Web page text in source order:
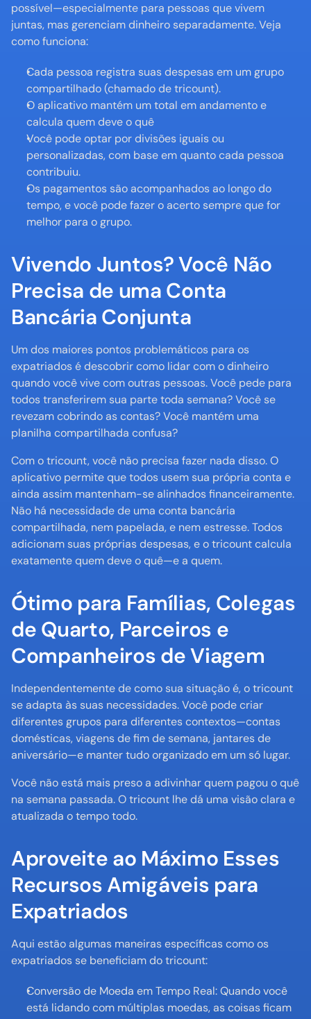
possível—especialmente para pessoas que vivem
juntas, mas gerenciam dinheiro separadamente. Veja
como funciona:
Cada pessoa registra suas despesas em um grupo
compartilhado (chamado de tricount).
O aplicativo mantém um total em andamento e
calcula quem deve o quê
Você pode optar por divisões iguais ou
personalizadas, com base em quanto cada pessoa
contribuiu.
Os pagamentos são acompanhados ao longo do
tempo, e você pode fazer o acerto sempre que for
melhor para o grupo.
Vivendo Juntos? Você Não
Precisa de uma Conta
Bancária Conjunta
Um dos maiores pontos problemáticos para os
expatriados é descobrir como lidar com o dinheiro
quando você vive com outras pessoas. Você pede para
todos transferirem sua parte toda semana? Você se
revezam cobrindo as contas? Você mantém uma
planilha compartilhada confusa?
Com o tricount, você não precisa fazer nada disso. O
aplicativo permite que todos usem sua própria conta e
ainda assim mantenham-se alinhados financeiramente.
Não há necessidade de uma conta bancária
compartilhada, nem papelada, e nem estresse. Todos
adicionam suas próprias despesas, e o tricount calcula
exatamente quem deve o quê—e a quem.
Ótimo para Famílias, Colegas
de Quarto, Parceiros e
Companheiros de Viagem
Independentemente de como sua situação é, o tricount
se adapta às suas necessidades. Você pode criar
diferentes grupos para diferentes contextos—contas
domésticas, viagens de fim de semana, jantares de
aniversário—e manter tudo organizado em um só lugar.
Você não está mais preso a adivinhar quem pagou o quê
na semana passada. O tricount lhe dá uma visão clara e
atualizada o tempo todo.
Aproveite ao Máximo Esses
Recursos Amigáveis para
Expatriados
Aqui estão algumas maneiras específicas como os
expatriados se beneficiam do tricount:
Conversão de Moeda em Tempo Real: Quando você
está lidando com múltiplas moedas, as coisas ficam